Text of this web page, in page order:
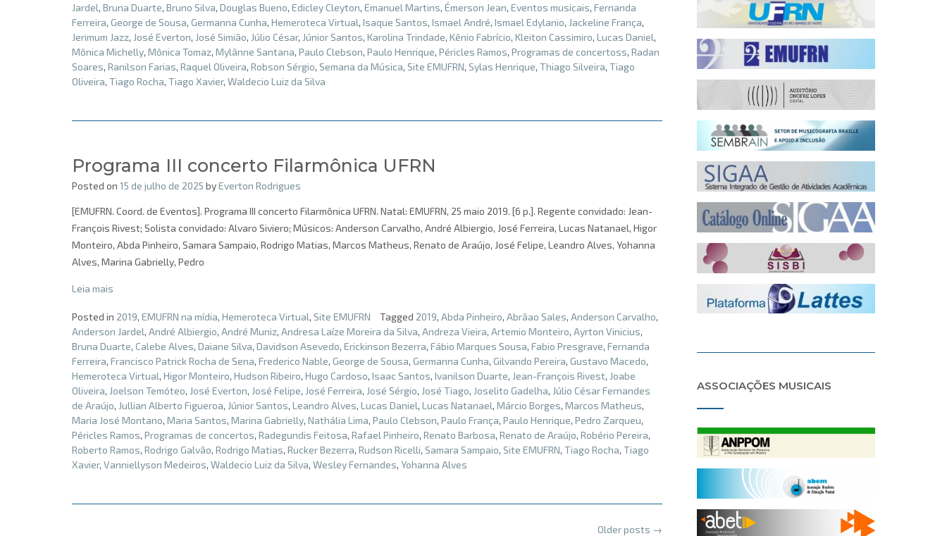
Jardel, Bruna Duarte, Bruno Silva, Douglas Bueno, Edicley Cleyton, Emanuel Martins, Émerson Jean, Eventos musicais, Fernanda
Ferreira, George de Sousa, Germanna Cunha, Hemeroteca Virtual, Isaque Santos, Ismael André, Ismael Edylanio, Jackeline França,
Jerimum Jazz, José Everton, José Simião, Júlio César, Júnior Santos, Karolina Trindade, Kênio Fabrício, Kleiton Cassimiro, Lucas Daniel,
Mônica Michelly, Mônica Tomaz, Mylãnne Santana, Paulo Clebson, Paulo Henrique, Péricles Ramos, Programas de concertoss, Radan
Soares, Ranilson Farias, Raquel Oliveira, Robson Sérgio, Semana da Música, Site EMUFRN, Sylas Henrique, Thiago Silveira, Tiago
Oliveira, Tiago Rocha, Tiago Xavier, Waldecio Luiz da Silva
Programa III concerto Filarmônica UFRN
Posted on 15 de julho de 2025 byEverton Rodrigues
[EMUFRN. Coord. de Eventos]. Programa III concerto Filarmônica UFRN. Natal: EMUFRN, 25 maio 2019. [6 p.]. Regente convidado: Jean-
François Rivest; Solista convidado: Alvaro Siviero; Músicos: Anderson Carvalho, André Albiergio, José Ferreira, Lucas Natanael, Higor
Monteiro, Abda Pinheiro, Samara Sampaio, Rodrigo Matias, Marcos Matheus, Renato de Araújo, José Felipe, Leandro Alves, Yohanna
Alves, Marina Gabrielly, Pedro
Leia mais
Posted in 2019, EMUFRN na mídia, Hemeroteca Virtual, Site EMUFRN Tagged 2019, Abda Pinheiro, Abrãao Sales, Anderson Carvalho,
Anderson Jardel, André Albiergio, André Muniz, Andresa Laíze Moreira da Silva, Andreza Vieira, Artemio Monteiro, Ayrton Vinicius,
Bruna Duarte, Calebe Alves, Daiane Silva, Davidson Asevedo, Erickinson Bezerra, Fábio Marques Sousa, Fabio Presgrave, Fernanda
Ferreira, Francisco Patrick Rocha de Sena, Frederico Nable, George de Sousa, Germanna Cunha, Gilvando Pereira, Gustavo Macedo,
Hemeroteca Virtual, Higor Monteiro, Hudson Ribeiro, Hugo Cardoso, Isaac Santos, Ivanilson Duarte, Jean-François Rivest, Joabe
Oliveira, Joelson Temóteo, José Everton, José Felipe, José Ferreira, José Sérgio, José Tiago, Joselito Gadelha, Júlio César Fernandes
de Araújo, Jullian Alberto Figueroa, Júnior Santos, Leandro Alves, Lucas Daniel, Lucas Natanael, Márcio Borges, Marcos Matheus,
Maria José Montano, Maria Santos, Marina Gabrielly, Nathália Lima, Paulo Clebson, Paulo França, Paulo Henrique, Pedro Zarqueu,
Péricles Ramos, Programas de concertos, Radegundis Feitosa, Rafael Pinheiro, Renato Barbosa, Renato de Araújo, Robério Pereira,
Roberto Ramos, Rodrigo Galvão, Rodrigo Matias, Rucker Bezerra, Rudson Ricelli, Samara Sampaio, Site EMUFRN, Tiago Rocha, Tiago
Xavier, Vanniellyson Medeiros, Waldecio Luiz da Silva, Wesley Fernandes, Yohanna Alves
Older posts →
ASSOCIAÇÕES MUSICAIS